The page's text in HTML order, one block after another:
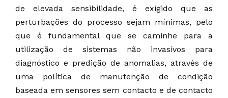
de elevada sensibilidade, é exigido que as
perturbações do processo sejam mínimas, pelo
que é fundamental que se caminhe para a
utilização de sistemas não invasivos para
diagnóstico e predição de anomalias, através de
uma política de manutenção de condição
baseada em sensores sem contacto e de contacto